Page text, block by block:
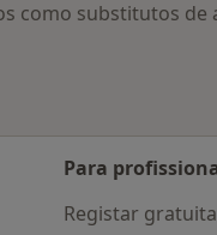
como substitutos de
Para
Registar